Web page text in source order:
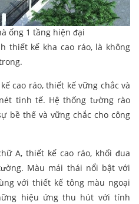
ống 1 tầng hiện đại
thiết kế kha cao ráo, là không
cao ráo, thiết kế vững chắc và
tinh tế. Hệ thống tường rào
bề thế và vững chắc cho công
A, thiết kế cao ráo, khối đua
Màu mái thái nổi bật với
với thiết kế tông màu ngoại
hiệu ứng thu hút với tính